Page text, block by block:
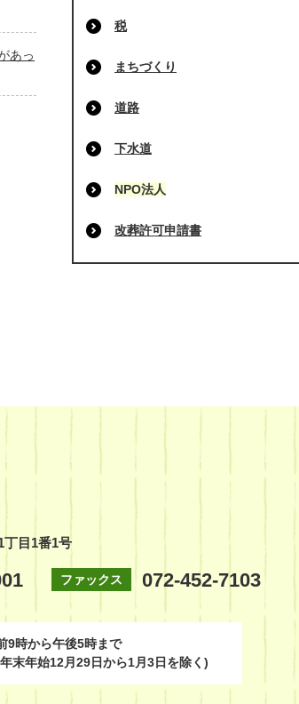
あっ
税
まちづくり
道路
下水道
NPO法人
改葬許可申請書
丁目1番1号
ファックス 072-452-7103
9時から午後5時まで
末年始12月29日から1月3日を除く)